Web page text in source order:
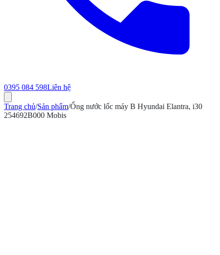
0395 084 598Liên hệ
Trang chủ/Sản phẩm/Ống nước lốc máy B Hyundai Elantra, i30
254692B000 Mobis